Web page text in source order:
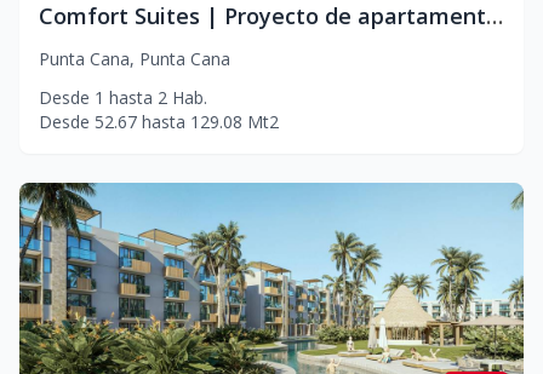
Comfort Suites | Proyecto de apartamentos en Punta Cana
Punta Cana, Punta Cana
Desde 1 hasta 2 Hab.
Desde 52.67 hasta 129.08 Mt2